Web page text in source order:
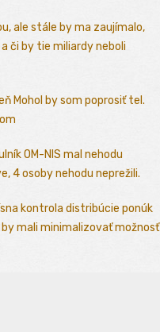
ale stále by ma zaujímalo,
či by tie miliardy neboli
Mohol by som poprosiť tel.
OM-NIS mal nehodu
4 osoby nehodu neprežili.
kontrola distribúcie ponúk
mali minimalizovať možnosť